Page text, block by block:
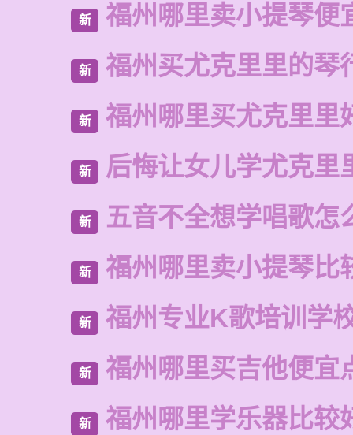
新 福州哪里卖小提琴便
新 福州买尤克里里的琴
新 福州哪里买尤克里里
新 后悔让女儿学尤克里
新 五音不全想学唱歌怎
新 福州哪里卖小提琴比
新 福州专业K歌培训学
新 福州哪里买吉他便宜
新 福州哪里学乐器比较